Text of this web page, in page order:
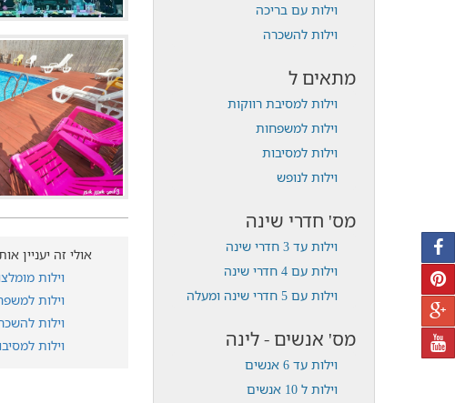
וילות עם בריכה
וילות להשכרה
מתאים ל
וילות למסיבת רווקות
וילות למשפחות
וילות למסיבות
וילות לנופש
מס' חדרי שינה
וילות עד 3 חדרי שינה
וילות עם 4 חדרי שינה
וילות עם 5 חדרי שינה ומעלה
מס' אנשים - לינה
וילות עד 6 אנשים
וילות ל 10 אנשים
אולי זה יעניין
וילות
וילות
וילות
וילות